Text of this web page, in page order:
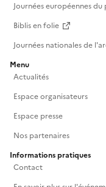
Journées européennes
Biblis en folie
Journées nationales de
Menu
Actualités
Espace organisateurs
Espace presse
Nos partenaires
Informations pratiques
Contact